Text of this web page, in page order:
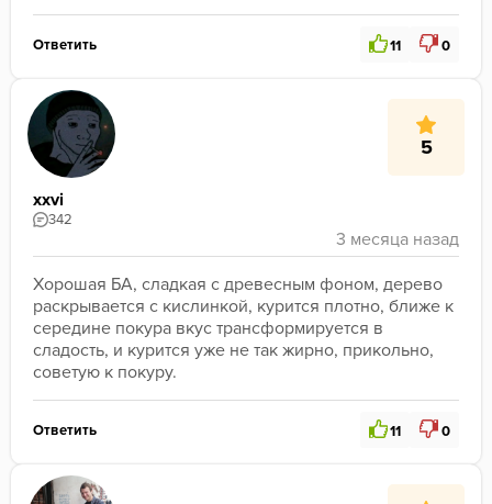
Ответить 11 0
5
xxvi
342
Хорошая БА, сладкая с древесным фоном, дерево
раскрывается с кислинкой, курится плотно, ближе к
середине покура вкус трансформируется в
сладость, и курится уже не так жирно, прикольно,
советую к покуру.
Ответить 11 0